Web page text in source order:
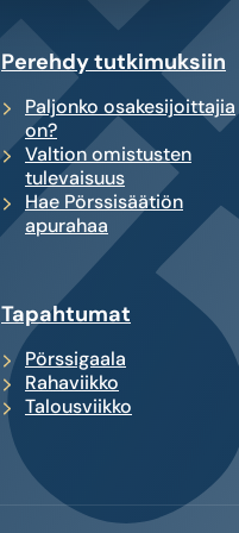
Perehdy tutkimuksiin
Paljonko osakesijoittajia
on?
Valtion omistusten
tulevaisuus
Hae Pörssisäätiön
apurahaa
Tapahtumat
Pörssigaala
Rahaviikko
Talousviikko